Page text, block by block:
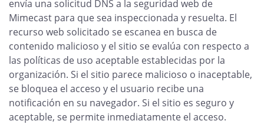
envía una solicitud DNS a la seguridad web de
Mimecast para que sea inspeccionada y resuelta. El
recurso web solicitado se escanea en busca de
contenido malicioso y el sitio se evalúa con respecto a
las políticas de uso aceptable establecidas por la
organización. Si el sitio parece malicioso o inaceptable,
se bloquea el acceso y el usuario recibe una
notificación en su navegador. Si el sitio es seguro y
aceptable, se permite inmediatamente el acceso.